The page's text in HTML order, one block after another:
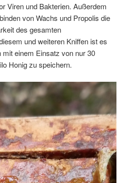
Viren und Bakterien. Außerdem
von Wachs und Propolis die
des gesamten
und weiteren Kniffen ist es
einem Einsatz von nur 30
Honig zu speichern.